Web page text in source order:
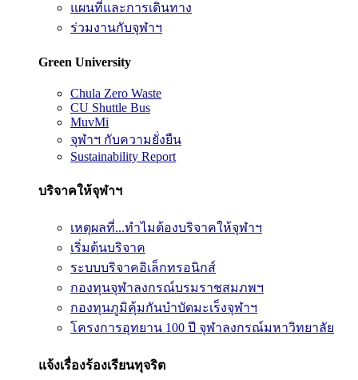
แผนที่และการเดินทาง
ร่วมงานกับจุฬาฯ
Green University
Chula Zero Waste
CU Shuttle Bus
MuvMi
จุฬาฯ กับความยั่งยืน
Sustainability Report
บริจาคให้จุฬาฯ
เหตุผลที่...ทำไมต้องบริจาคให้จุฬาฯ
เริ่มต้นบริจาค
ระบบบริจาคอิเล็กทรอนิกส์
กองทุนจุฬาลงกรณ์บรมราชสมภพฯ
กองทุนภูมิคุ้มกันบำบัดมะเร็งจุฬาฯ
โครงการอุทยาน 100 ปี จุฬาลงกรณ์มหาวิทยาลัย
แจ้งเรื่องร้องเรียนทุจริต